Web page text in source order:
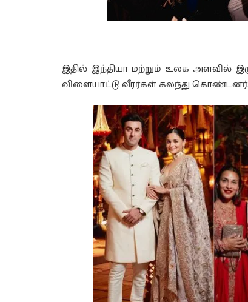
இதில் இந்தியா மற்றும் உலக அளவில்
விளையாட்டு வீரர்கள் கலந்து கொண்டனர்.